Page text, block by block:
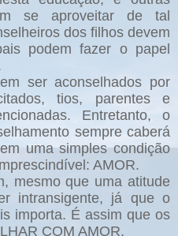
se aproveitar de tal
dos filhos devem
podem fazer o papel
ser aconselhados por
tios, parentes e
Entretanto, o
sempre caberá
uma simples condição
AMOR.
mesmo que uma atitude
intransigente, já que o
importa. É assim que os
COM AMOR.